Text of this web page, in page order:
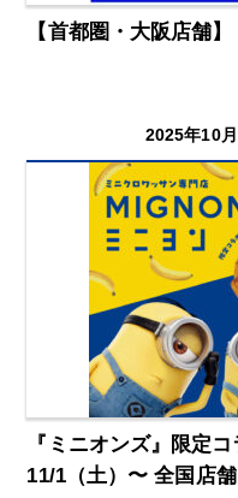
【首都圏・大阪店舗
2025年10
『ミニオンズ』限定
11/1（土）〜 全国店